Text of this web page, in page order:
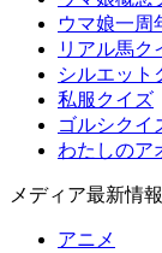
ウマ娘一周
リアル馬ク
シルエット
私服クイズ
ゴルシクイ
わたしのア
メディア最新情報
アニメ